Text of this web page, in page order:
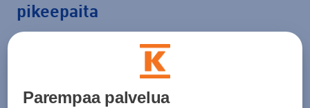
pikeepaita
30pv alin hinta: 39,99 €
Lisätietoa
Parempaa palvelua